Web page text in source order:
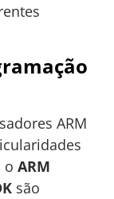
ARM
o ARM
são